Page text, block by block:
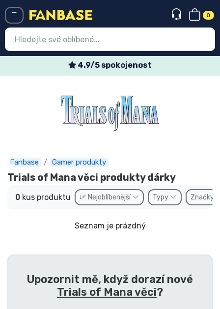
0
4.9/5 spokojenost
Fanbase Gamer produkty
Trials of Mana věci produkty dárky
0 kus produktu Nejoblíbenější Typy Značky
Seznam je prázdný
Upozornit mě, když dorazí nové
Trials of Mana věci?
Nejnovější věci
Expresní doručení
Předobjednat
Outlet produkty
Doprava a platba
Seriálové věci
Filmové věci